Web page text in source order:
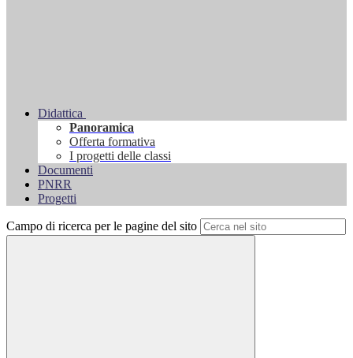
Didattica
Panoramica
Offerta formativa
I progetti delle classi
Documenti
PNRR
Progetti
Campo di ricerca per le pagine del sito